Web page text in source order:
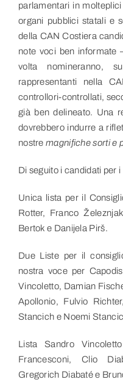
parlamentari in
organi pubblici statali e
della CAN Costiera
note voci ben informate
volta nomineranno,
rappresentanti nella
controllori-controllati,
già ben delineato. Una
dovrebbero indurre a
nostremagnifiche sorti e
Di seguito i candidati per
Unica lista per il
Rotter, Franco
Bertok e Danijela Pirš.
Due Liste per il
nostra voce per
Vincoletto, Damian
Apollonio, Fulvio
Stancich e Noemi
Lista Sandro
Francesconi, Clio
Gregorich Diabaté e